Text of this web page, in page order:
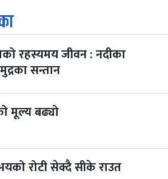
2027
2027
७ महिना बाँकी
रहस्यमय जीवन : नदीका
सन्तान
मूल्य बढ्यो
रोटी सेक्दै सीके राउत